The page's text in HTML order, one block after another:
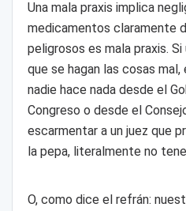
Una mala praxis implica
medicamentos claramente
peligrosos es mala praxis.
que se hagan las cosas
nadie hace nada desde el
Congreso o desde el
escarmentar a un juez que
la pepa, literalmente no
O, como dice el refrán: